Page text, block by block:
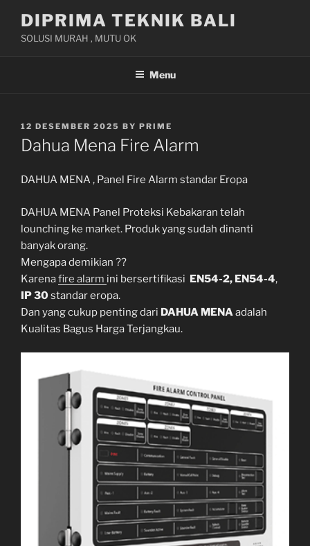
content
DIPRIMA TEKNIK BALI
SOLUSI MURAH , MUTU OK
Menu
POSTED
ON
12 DESEMBER 2025 BY PRIME
Dahua Mena Fire Alarm
DAHUA MENA , Panel Fire Alarm standar Eropa
DAHUA MENA Panel Proteksi Kebakaran telah
lounching ke market. Produk yang sudah dinanti
banyak orang.
Mengapa demikian ??
Karenafire alarm ini bersertifikasi EN54-2, EN54-4,
IP 30standar eropa.
Dan yang cukup penting dari DAHUA MENAadalah
Kualitas Bagus Harga Terjangkau.